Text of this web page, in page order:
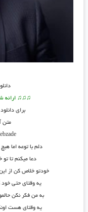
♫♫♫ ارائه
برای
متن
دلم با توعه اما
دعا میکنم تا
خودتو خلاص کن از
یه وقتای حتی
به من فکر نکن
یه وقتای هست